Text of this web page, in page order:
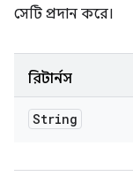
সেটি প্রদান করে।
রিটার্নস
String